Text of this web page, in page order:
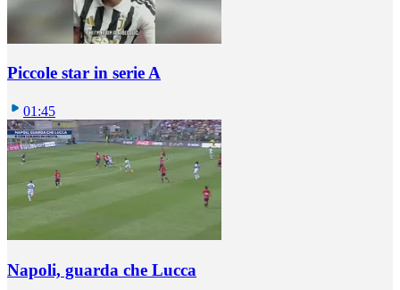
Piccole star in serie A
01:45
Napoli, guarda che Lucca